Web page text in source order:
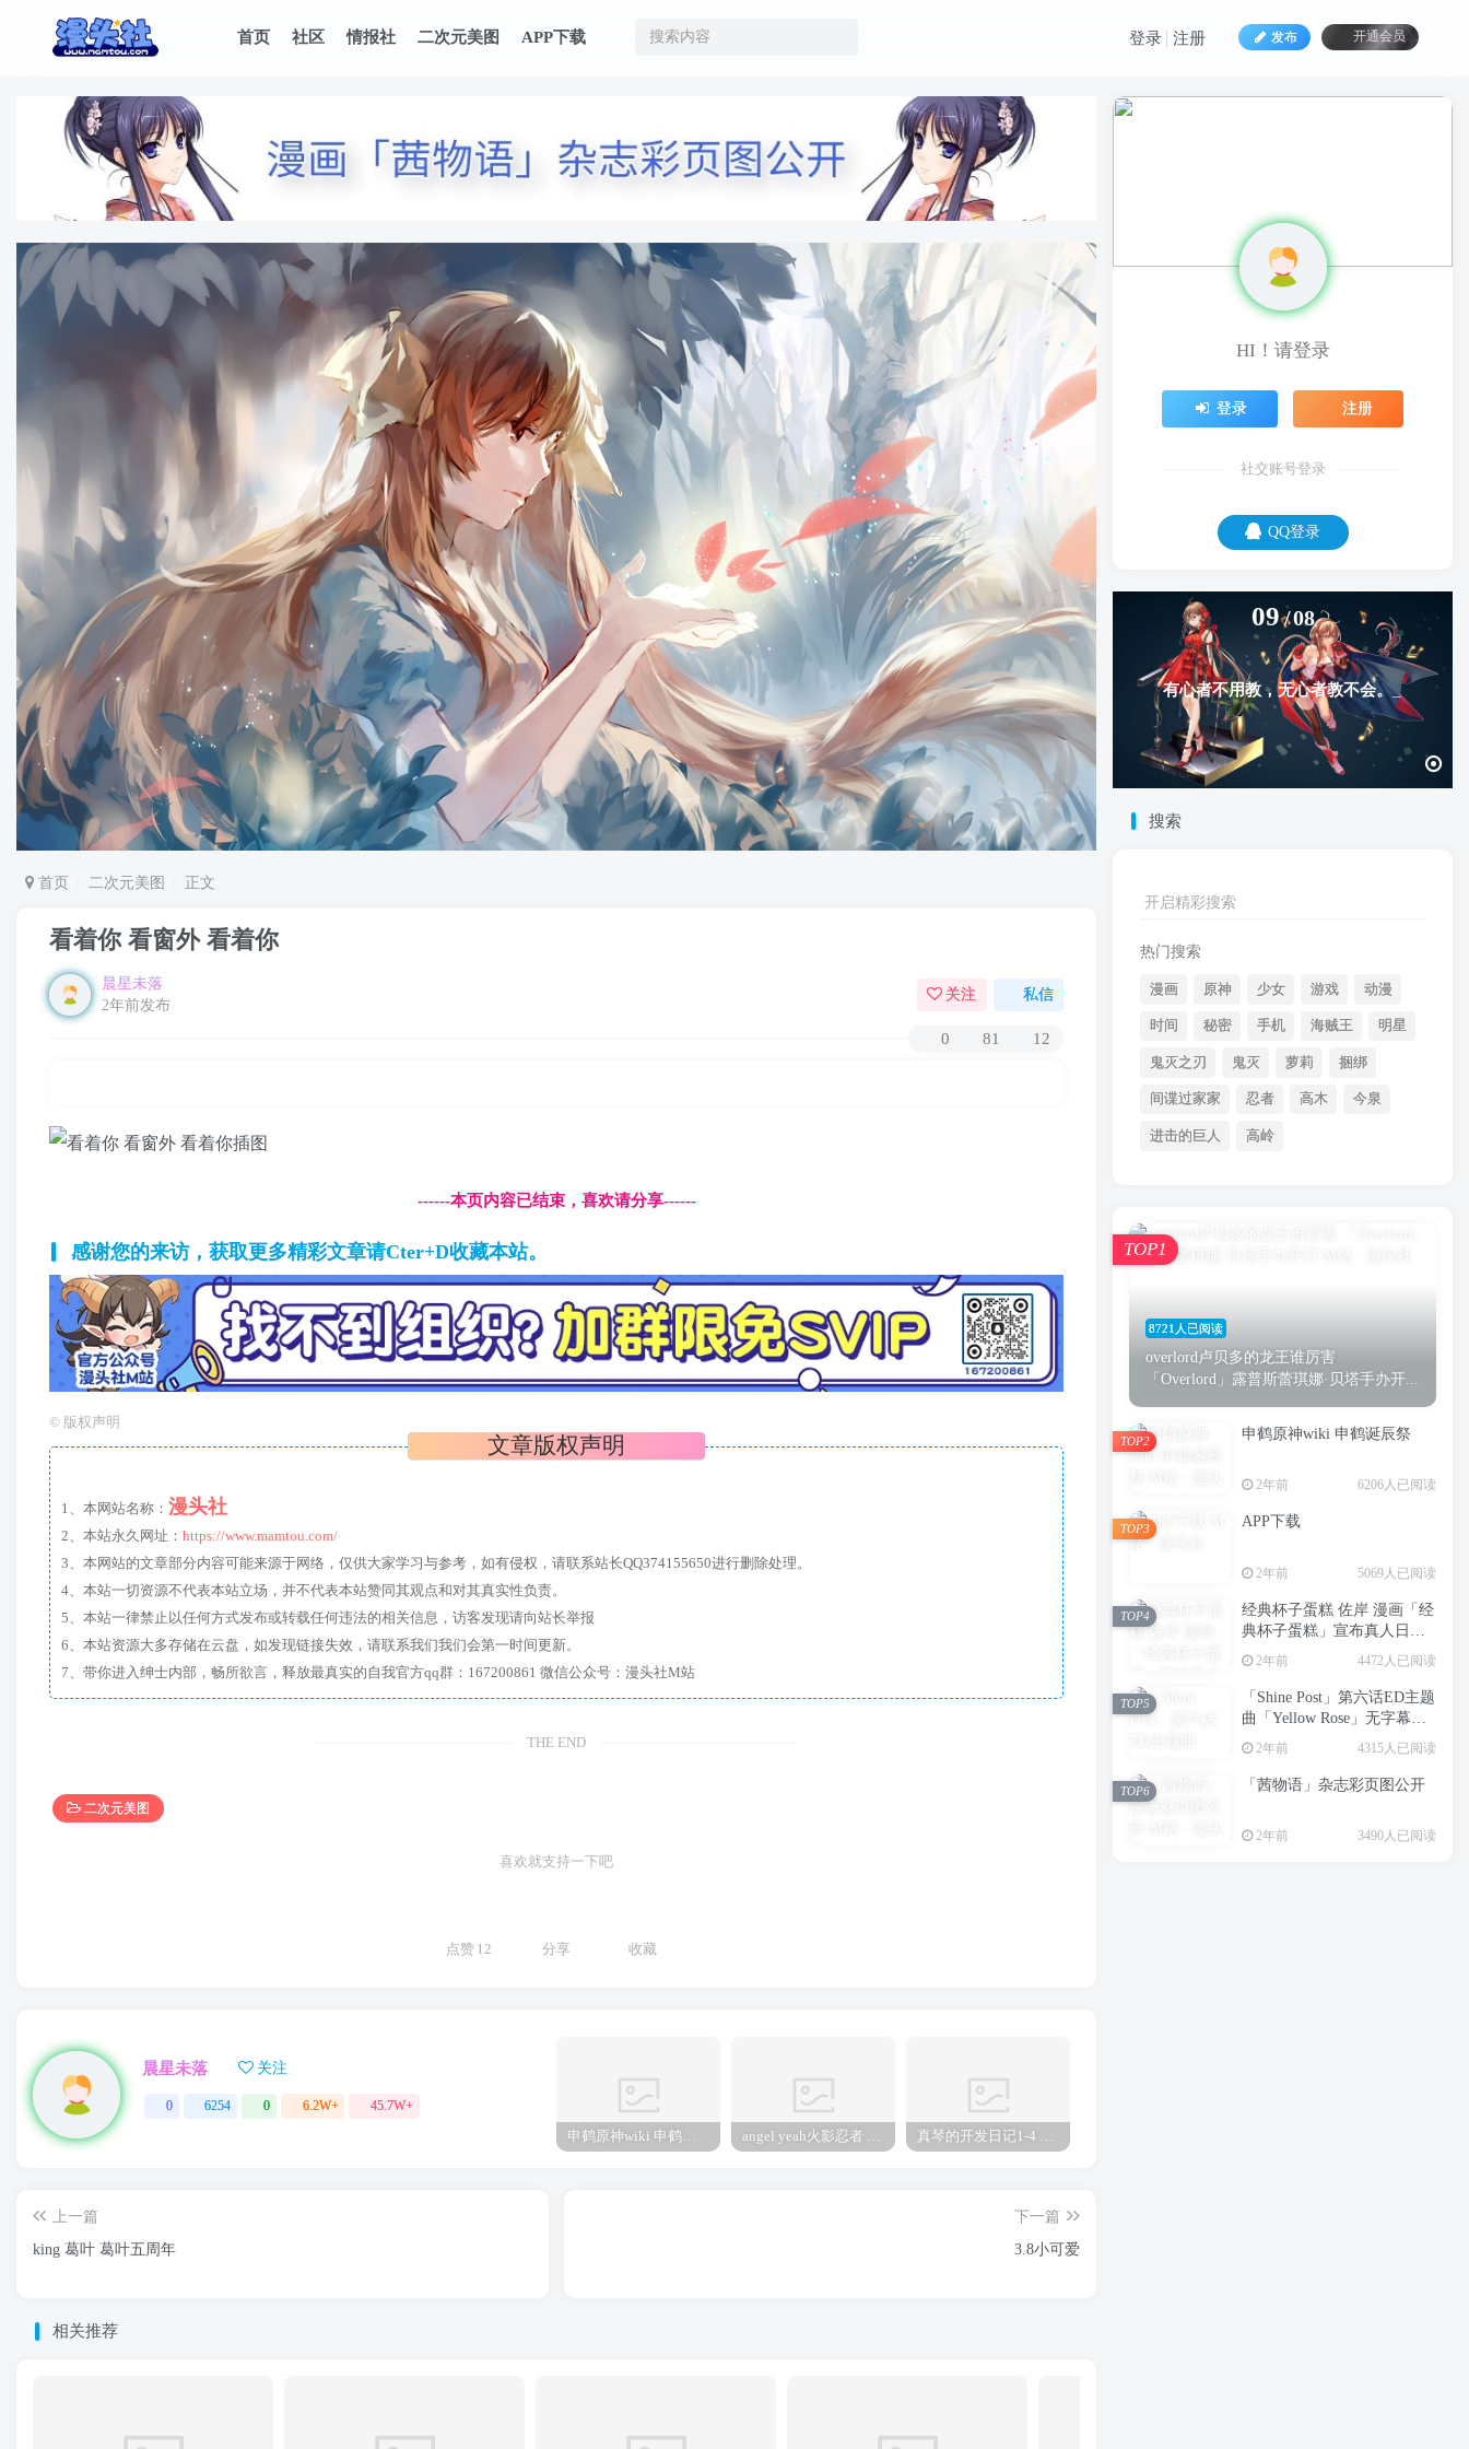
首页 社区 情报社 二次元美图 APP下载 发布 开通会员
登录 注册
首页 二次元美图 正文
看着你 看窗外 看着你
晨星未落
2年前发布
关注 私信
0 81 12
------本页内容已结束，喜欢请分享------
感谢您的来访，获取更多精彩文章请Cter+D收藏本站。
© 版权声明
文章版权声明
1、本网站名称： 漫头社
2、本站永久网址： https://www.mamtou.com/
3、本网站的文章部分内容可能来源于网络，仅供大家学习与参考，如有侵权，请联系站长QQ374155650进行删除处理。
4、本站一切资源不代表本站立场，并不代表本站赞同其观点和对其真实性负责。
5、本站一律禁止以任何方式发布或转载任何违法的相关信息，访客发现请向站长举报
6、本站资源大多存储在云盘，如发现链接失效，请联系我们我们会第一时间更新。
7、带你进入绅士内部，畅所欲言，释放最真实的自我官方qq群：167200861 微信公众号：漫头社M站
THE END
二次元美图
喜欢就支持一下吧
点赞 12 分享 收藏
晨星未落 关注
0 6254 0 6.2W+
45.7W+
申鹤原神wiki 申鹤诞辰祭
angel yeah火影忍者 Angel 真琴的开发日记1-4 真琴
上一篇
king 葛叶 葛叶五周年
下一篇
3.8小可爱
相关推荐
HI！请登录
登录 注册
社交账号登录
QQ登录
09 08
有心者不用教，无心者教不会。
搜索
开启精彩搜索
热门搜索
漫画 原神 少女 游戏 动漫
时间 秘密 手机 海贼王 明星
鬼灭之刃 鬼灭 萝莉 捆绑
间谍过家家 忍者 高木 今泉
进击的巨人 高岭
8721人已阅读
overlord卢贝多的龙王谁厉害
「Overlord」露普斯蕾琪娜·贝塔手办开...
TOP1
申鹤原神wiki 申鹤诞辰祭
2年前 6206人已阅读
TOP2
APP下载
2年前 5069人已阅读
TOP3
经典杯子蛋糕 佐岸 漫画「经
典杯子蛋糕」宣布真人日剧
化
2年前 4472人已阅读
TOP4
「Shine Post」第六话ED主题
曲「Yellow Rose」无字幕MV
公开
2年前 4315人已阅读
TOP5
「茜物语」杂志彩页图公开
2年前 3490人已阅读
TOP6